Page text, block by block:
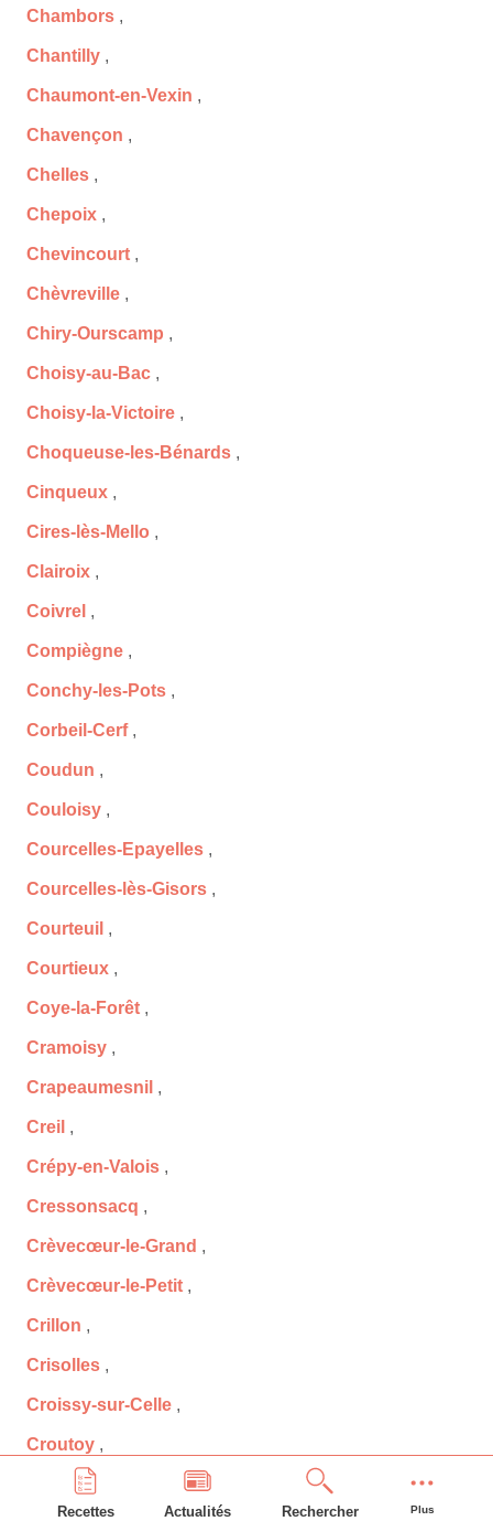
Recettes Actualités Rechercher Plus
Chambors ,
Chantilly ,
Chaumont-en-Vexin ,
Chavençon ,
Chelles ,
Chepoix ,
Chevincourt ,
Chèvreville ,
Chiry-Ourscamp ,
Choisy-au-Bac ,
Choisy-la-Victoire ,
Choqueuse-les-Bénards ,
Cinqueux ,
Cires-lès-Mello ,
Clairoix ,
Coivrel ,
Compiègne ,
Conchy-les-Pots ,
Corbeil-Cerf,
Coudun ,
Couloisy ,
Courcelles-Epayelles ,
Courcelles-lès-Gisors ,
Courteuil ,
Courtieux ,
Coye-la-Forêt ,
Cramoisy ,
Crapeaumesnil ,
Creil ,
Crépy-en-Valois ,
Cressonsacq ,
Crèvecœur-le-Grand ,
Crèvecœur-le-Petit ,
Crillon ,
Crisolles ,
Croissy-sur-Celle ,
Croutoy ,
Crouy-en-Thelle